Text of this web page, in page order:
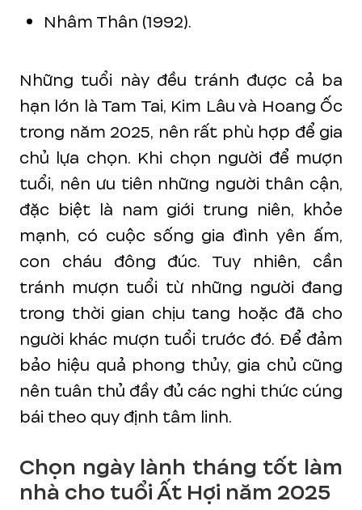
Nhâm Thân (1992).
Những tuổi này đều tránh được cả ba
hạn lớn là Tam Tai, Kim Lâu và Hoang Ốc
trong năm 2025, nên rất phù hợp để gia
chủ lựa chọn. Khi chọn người để mượn
tuổi, nên ưu tiên những người thân cận,
đặc biệt là nam giới trung niên, khỏe
mạnh, có cuộc sống gia đình yên ấm,
con cháu đông đúc. Tuy nhiên, cần
tránh mượn tuổi từ những người đang
trong thời gian chịu tang hoặc đã cho
người khác mượn tuổi trước đó. Để đảm
bảo hiệu quả phong thủy, gia chủ cũng
nên tuân thủ đầy đủ các nghi thức cúng
bái theo quy định tâm linh.
Chọn ngày lành tháng tốt làm
nhà cho tuổi Ất Hợi năm 2025